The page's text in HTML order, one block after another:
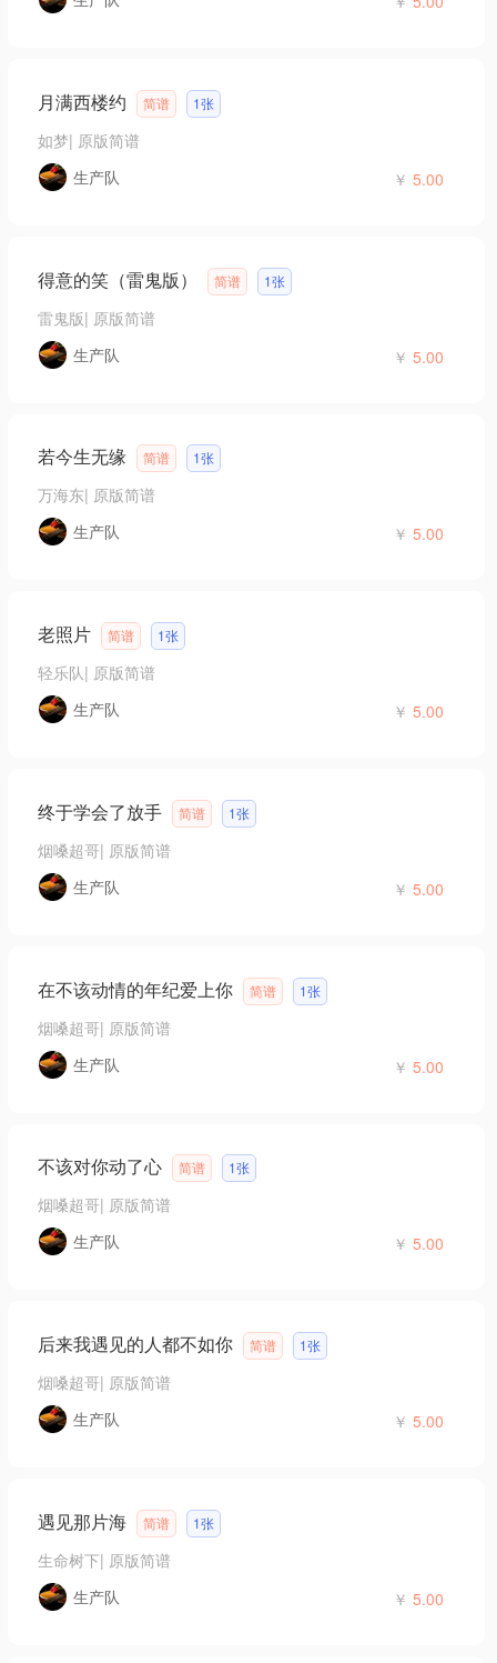
月满西楼约 简谱 1张
如梦| 原版简谱
生产队
￥ 5.00
得意的笑（雷鬼版） 简谱 1张
雷鬼版| 原版简谱
生产队
￥ 5.00
若今生无缘 简谱 1张
万海东| 原版简谱
生产队
￥ 5.00
老照片 简谱 1张
轻乐队| 原版简谱
生产队
￥ 5.00
终于学会了放手 简谱 1张
烟嗓超哥| 原版简谱
生产队
￥ 5.00
在不该动情的年纪爱上你 简谱 1张
烟嗓超哥| 原版简谱
生产队
￥ 5.00
不该对你动了心 简谱 1张
烟嗓超哥| 原版简谱
生产队
￥ 5.00
后来我遇见的人都不如你 简谱 1张
烟嗓超哥| 原版简谱
生产队
￥ 5.00
遇见那片海 简谱 1张
生命树下| 原版简谱
生产队
￥ 5.00